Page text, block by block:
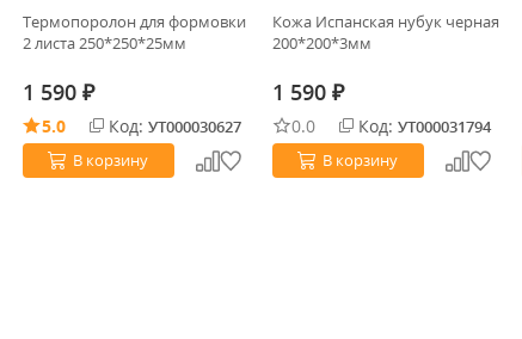
Термопоролон для формовки
2 листа 250*250*25мм
1 590 ₽
5.0 Код: УТ000030627
В корзину
Кожа Испанская нубук черная
200*200*3мм
1 590 ₽
0.0 Код: УТ000031794
В корзину